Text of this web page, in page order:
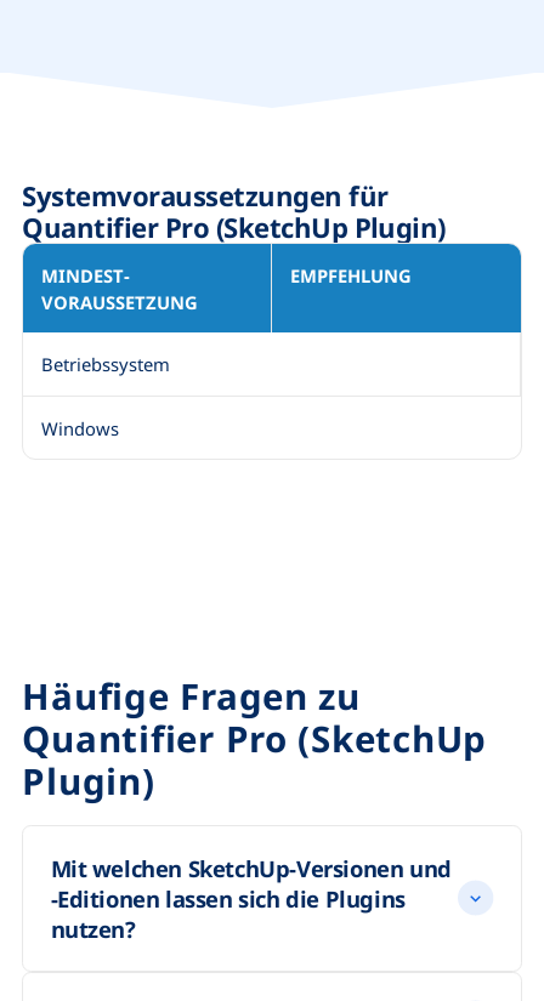
Systemvoraussetzungen für
Quantifier Pro (SketchUp Plugin)
MINDEST­
VORAUSSETZUNG
EMPFEHLUNG
Betriebssystem
Windows
Häufige Fragen zu
Quantifier Pro (SketchUp
Plugin)
Mit welchen SketchUp-Versionen und
-Editionen lassen sich die Plugins
nutzen?